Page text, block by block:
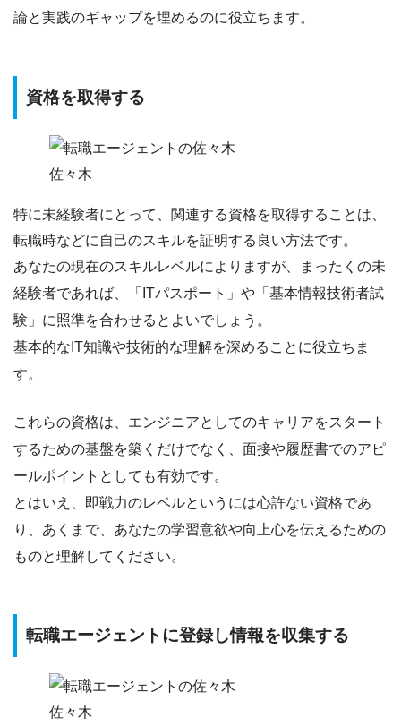
論と実践のギャップを埋めるのに役立ちます。
資格を取得する
佐々木
特に未経験者にとって、 関連する資格を取得する ことは、
転職時などに自己のスキルを証明する良い方法です。
あなたの現在のスキルレベルによりますが、まったくの未
経験者であれば、
「ITパスポート」や「基本情報技術者試
験」に照準を合わせる とよいでしょう。
基本的なIT知識や技術的な理解を深めることに役立ちま
す。
これらの資格は、エンジニアとしてのキャリアをスタート
するための基盤を築くだけでなく、面接や履歴書でのアピ
ールポイントとしても有効です。
とはいえ、即戦力のレベルというには心許ない資格であ
り、あくまで、 あなたの学習意欲や向上心を伝えるための
ものと理解してください。
転職エージェントに登録し情報を収集する
佐々木